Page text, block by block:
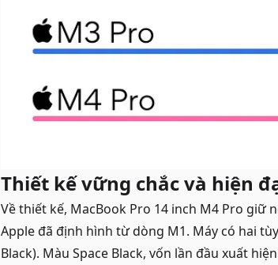
Thiết kế vững chắc và hiện
Về thiết kế, MacBook Pro 14 inch M4 Pro
Apple đã định hình từ dòng M1. Máy có hai
Black). Màu Space Black, vốn lần đầu xuất